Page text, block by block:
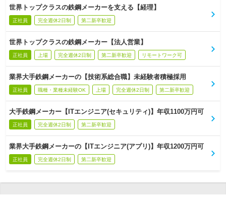
世界トップクラスの鉄鋼メーカーを支える【経理】
正社員 完全週休2日制 第二新卒歓迎
世界トップクラスの鉄鋼メーカー【法人営業】
正社員 上場 完全週休2日制 第二新卒歓迎 リモートワーク可
業界大手鉄鋼メーカーの【技術系総合職】未経験者積極採用
正社員 職種・業種未経験OK 上場 完全週休2日制 第二新卒歓迎
大手鉄鋼メーカー【ITエンジニア(セキュリティ)】年収1100万円可
正社員 完全週休2日制 第二新卒歓迎
業界大手鉄鋼メーカーの【ITエンジニア(アプリ)】年収1200万円可
正社員 完全週休2日制 第二新卒歓迎